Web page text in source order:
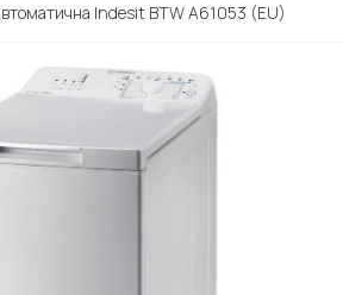
Indesit BTW A61053 (EU)